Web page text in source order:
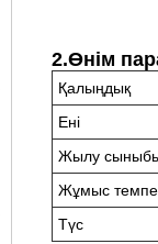
2.Өнім
Қалыңдық
Ені
Жылу
Жұмыс
Түс